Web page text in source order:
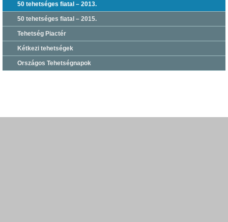
50 tehetséges fiatal – 2013.
50 tehetséges fiatal – 2015.
Tehetség Piactér
Kétkezi tehetségek
Országos Tehetségnapok